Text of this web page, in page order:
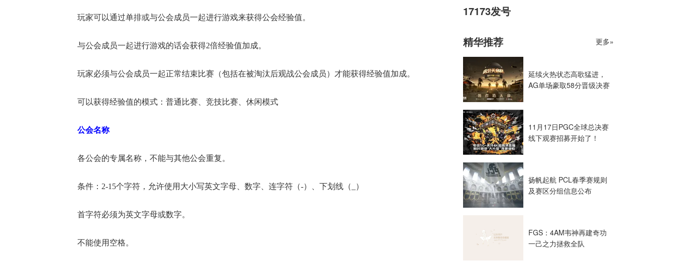
玩家可以通过单排或与公会成员一起进行游戏来获得公会经验值。
与公会成员一起进行游戏的话会获得2倍经验值加成。
玩家必须与公会成员一起正常结束比赛（包括在被淘汰后观战公会成员）才能获得经验值加成。
可以获得经验值的模式：普通比赛、竞技比赛、休闲模式
公会名称
各公会的专属名称，不能与其他公会重复。
条件：2-15个字符，允许使用大小写英文字母、数字、连字符（-）、下划线（_）
首字符必须为英文字母或数字。
不能使用空格。
17173发号
精华推荐 更多»
延续火热状态高歌猛进，
AG单场豪取58分晋级决赛
11月17日PGC全球总决赛
线下观赛招募开始了！
扬帆起航 PCL春季赛规则
及赛区分组信息公布
FGS：4AM韦神再建奇功
一己之力拯救全队